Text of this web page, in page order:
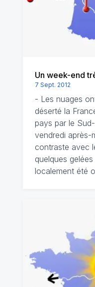
Un week-end
7 Sept. 2012
- Les nuages
déserté la
pays par le
vendredi après-
contraste avec
quelques
localement été